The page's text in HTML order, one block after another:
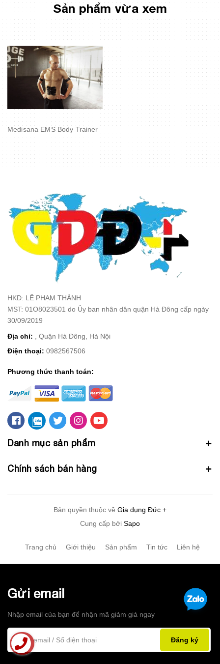
Sản phẩm vừa xem
Medisana EMS Body Trainer
HKD: LÊ PHẠM THÀNH
MST: 01O8023501 do Ủy ban nhân dân quận Hà Đông cấp ngày
30/09/2019
Địa chỉ: , Quận Hà Đông, Hà Nội
Điện thoại: 0982567506
Phương thức thanh toán:
Danh mục sản phẩm
Chính sách bán hàng
Bản quyền thuộc về Gia dụng Đức +
Cung cấp bởi Sapo
Trang chủ Giới thiệu Sản phẩm Tin tức Liên hệ
Gửi email
Nhập email của bạn để nhận mã giảm giá ngay
Đăng ký